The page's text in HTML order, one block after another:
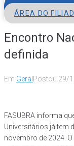
ÁREA DO
Encontro
definida
Em Geral Postou 29/
FASUBRA informa
Universitários já tem
novembro de 2024.